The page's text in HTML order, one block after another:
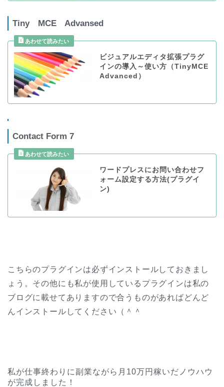
Tiny MCE Advansed
ビジュアルエディタ拡張プラグ
インの導入～使い方（TinyMCE
Advanced）
Contact Form 7
ワードプレスにお問い合わせフ
ォーム設定する方法(プラグイ
ン)
こちらのプラグインは必ずインストールしておきまし
ょう。その他にも私が使用しているプラグインは私の
ブログに載せてありますので合うものがあればどんど
んインストールしてください（＾＾
私が仕事終わりに副業ながら月10万円稼いだノウハウ
が完成しました！